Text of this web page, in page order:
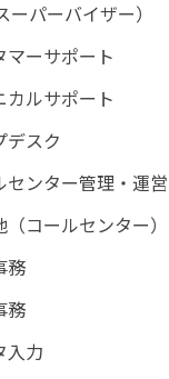
ーパーバイザー）
マーサポート
カルサポート
デスク
センター管理・運営
（コールセンター）
務
務
入力